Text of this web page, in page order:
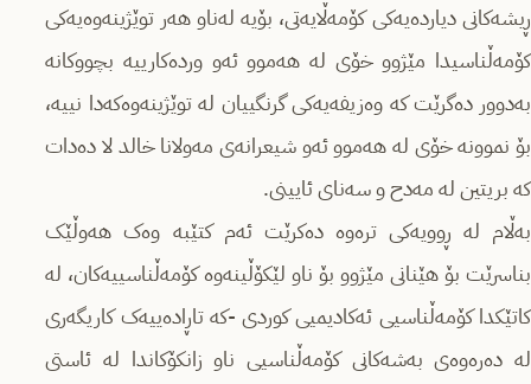
ڕیشەکانى دیاردەیەکى کۆمەڵایەتى، بۆیە لەناو هەر توێژینەوەیەکى
کۆمەڵناسیدا مێژوو خۆى لە هەموو ئەو وردەکارییە بچووکانە
بەدوور دەگرێت کە وەزیفەیەکى گرنگییان لە توێژینەوەکەدا نییە،
بۆ نموونە خۆى لە هەموو ئەو شیعرانەى مەولانا خالد لا دەدات
کە بریتین لە مەدح و سەناى ئایینى.
بەڵام لە ڕوویەکى ترەوە دەکرێت ئەم کتێبە وەک هەوڵێک
بناسرێت بۆ هێنانى مێژوو بۆ ناو لێکۆڵینەوە کۆمەڵناسییەکان، لە
کاتێکدا کۆمەڵناسیى ئەکادیمیى کوردى -کە تاڕادەییەک کاریگەرى
لە دەرەوەى بەشەکانى کۆمەڵناسیى ناو زانکۆکاندا لە ئاستى